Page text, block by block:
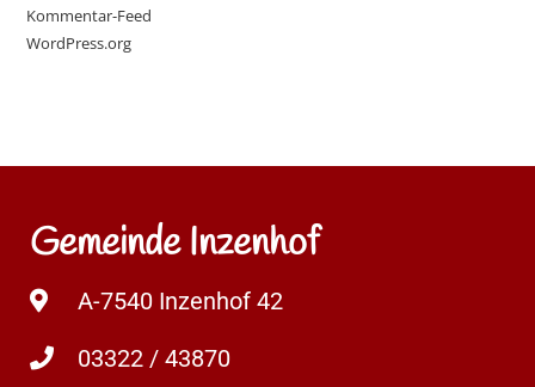
Kommentar-Feed
WordPress.org
Gemeinde Inzenhof
A-7540 Inzenhof 42
03322 / 43870